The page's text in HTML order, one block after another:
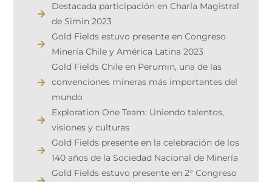
Destacada participación en Charla Magistral
de Simin 2023
Gold Fields estuvo presente en Congreso
Minería Chile y América Latina 2023
Gold Fields Chile en Perumin, una de las
convenciones mineras más importantes del
mundo
Exploration One Team: Uniendo talentos,
visiones y culturas
Gold Fields presente en la celebración de los
140 años de la Sociedad Nacional de Minería
Gold Fields estuvo presente en 2° Congreso